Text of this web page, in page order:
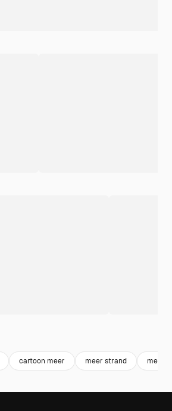
cartoon meer meer strand meer